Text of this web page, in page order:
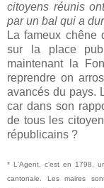
citoyens réunis
par un bal qui a
La fameux chêne
sur la place
maintenant la
reprendre on
avancés du pays.
car dans son
de tous les
républicains ?
* L'Agent, c'est en 1798,
cantonale. Les maires